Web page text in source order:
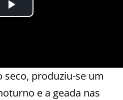
produziu-se um
e a geada nas